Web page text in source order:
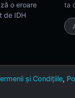
o eroare
de IDH
ta
și Condițiile,